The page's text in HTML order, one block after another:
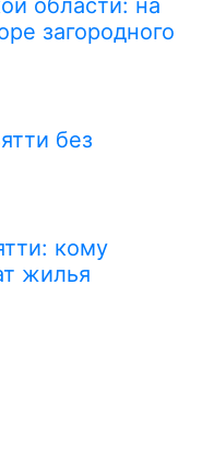
области: на
загородного
без
кому
жилья